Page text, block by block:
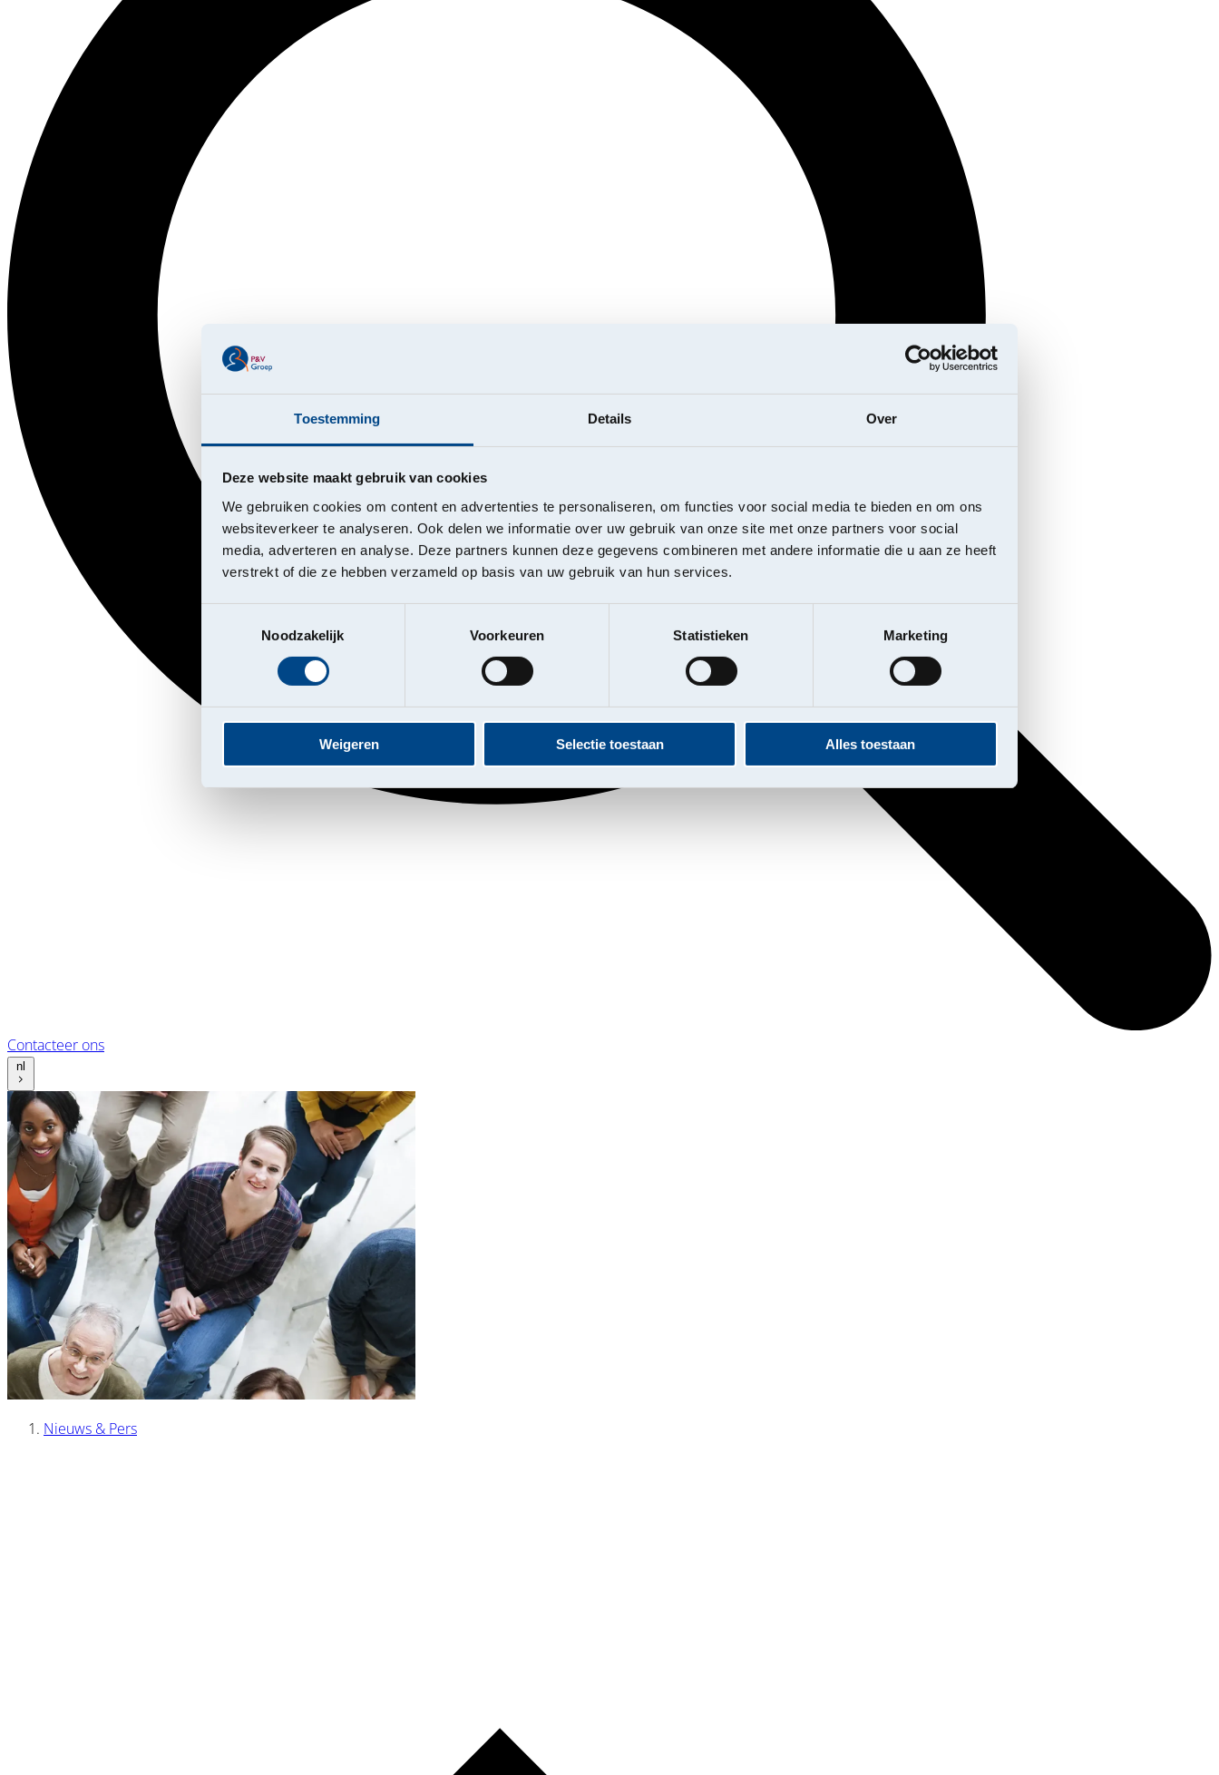
Toestemming Details Over
Deze website maakt gebruik van cookies
We gebruiken cookies om content en advertenties te personaliseren, om functies voor social media te bieden en om ons
websiteverkeer te analyseren. Ook delen we informatie over uw gebruik van onze site met onze partners voor social
media, adverteren en analyse. Deze partners kunnen deze gegevens combineren met andere informatie die u aan ze heeft
verstrekt of die ze hebben verzameld op basis van uw gebruik van hun services.
Noodzakelijk
Voorkeuren Statistieken Marketing
Weigeren Selectie toestaan Alles toestaan
Contacteer ons
nl
Nieuws & Pers